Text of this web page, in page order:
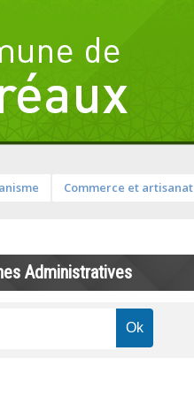
Commerce et artisanat
Administratives